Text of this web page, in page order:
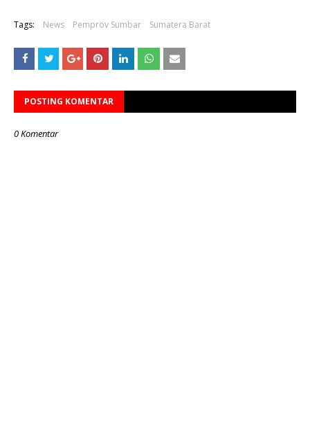
Tags: News Pemprov Sumbar Sumatera Barat
POSTING KOMENTAR
0 Komentar